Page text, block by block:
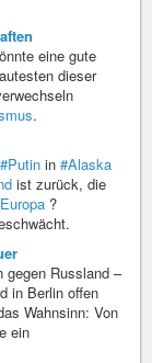
eine gute
dieser
.
#Putin in #Alaska
ist zurück, die
?
gegen Russland –
in Berlin offen
Wahnsinn: Von
ein